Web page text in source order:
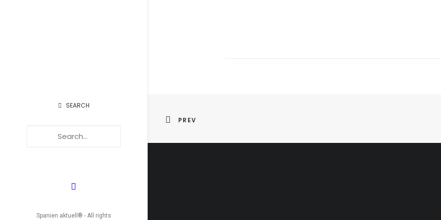
SEARCH
Spanien aktuell® - All rights
PREV